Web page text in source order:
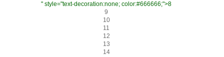
" style="text-decoration:none; color:#666666;">8
9
10
11
12
13
14